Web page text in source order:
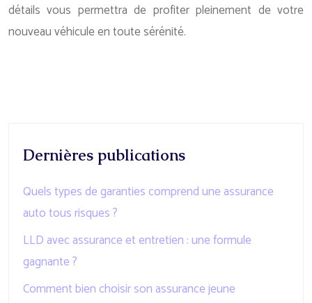
détails vous permettra de profiter pleinement de votre
nouveau véhicule en toute sérénité.
Dernières publications
Quels types de garanties comprend une assurance
auto tous risques ?
LLD avec assurance et entretien : une formule
gagnante ?
Comment bien choisir son assurance jeune